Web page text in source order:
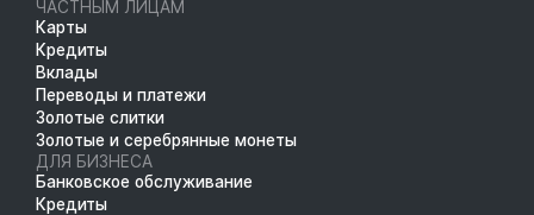
ЧАСТНЫМ ЛИЦАМ
Карты
Кредиты
Вклады
Переводы и платежи
Золотые слитки
Золотые и серебрянные монеты
ДЛЯ БИЗНЕСА
Банковское обслуживание
Кредиты